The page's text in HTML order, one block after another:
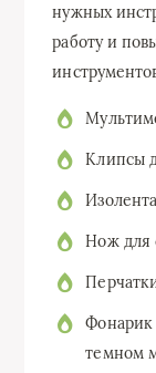
нужных
работу и
Клипсы
Изолента
Нож для
Фонарик
темном